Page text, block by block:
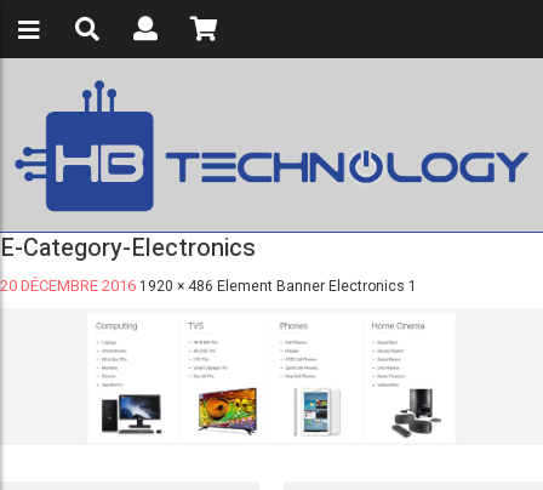
E-Category-Electronics
20 DÉCEMBRE 2016 1920 × 486 Element Banner Electronics 1